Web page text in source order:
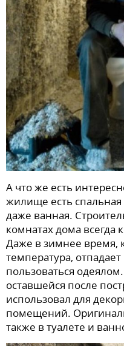
А что же есть
жилище есть спальная
даже ванная.
комнатах дома всегда
Даже в зимнее время,
температура,
пользоваться
оставшейся после
использовал для
помещений.
также в туалете и